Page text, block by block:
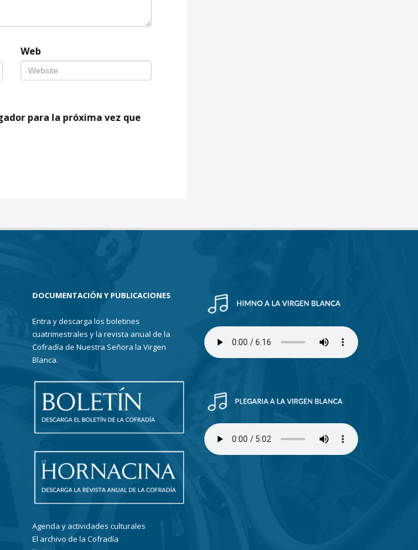
Web
para la próxima vez que
DOCUMENTACIÓN Y PUBLICACIONES
Entra y descarga los boletines
cuatrimestrales y la revista anual de la
Cofradía de Nuestra Señora la Virgen
Blanca.
Agenda y actividades culturales
El archivo de la Cofradía